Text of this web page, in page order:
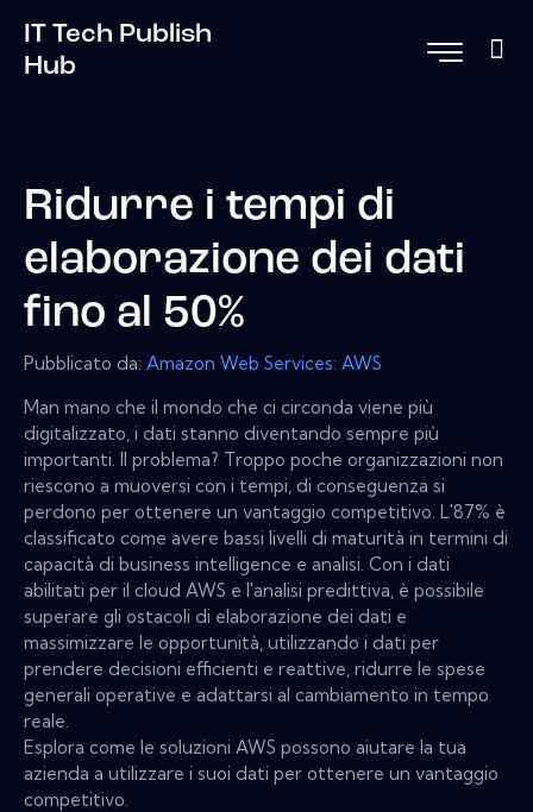
IT Tech Publish
Hub
Ridurre i tempi di
elaborazione dei dati
fino al 50%
Pubblicato da: Amazon Web Services: AWS
Man mano che il mondo che ci circonda viene più
digitalizzato, i dati stanno diventando sempre più
importanti. Il problema? Troppo poche organizzazioni non
riescono a muoversi con i tempi, di conseguenza si
perdono per ottenere un vantaggio competitivo. L'87% è
classificato come avere bassi livelli di maturità in termini di
capacità di business intelligence e analisi. Con i dati
abilitati per il cloud AWS e l'analisi predittiva, è possibile
superare gli ostacoli di elaborazione dei dati e
massimizzare le opportunità, utilizzando i dati per
prendere decisioni efficienti e reattive, ridurre le spese
generali operative e adattarsi al cambiamento in tempo
reale.
Esplora come le soluzioni AWS possono aiutare la tua
azienda a utilizzare i suoi dati per ottenere un vantaggio
competitivo.